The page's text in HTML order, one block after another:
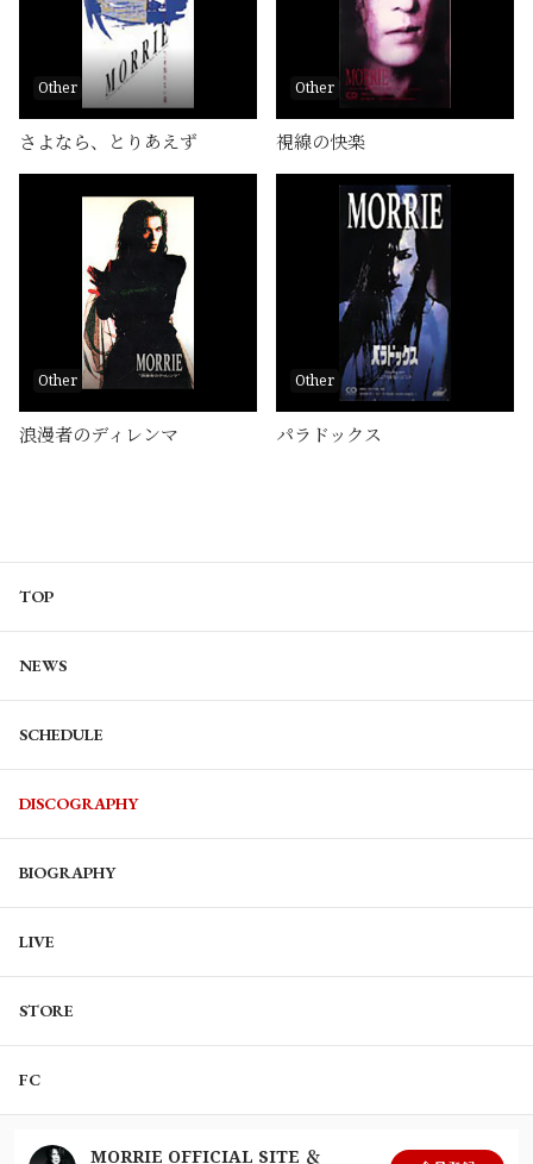
Other
さよなら、とりあえず
Other
視線の快楽
Other
浪漫者のディレンマ
Other
パラドックス
TOP
NEWS
SCHEDULE
DISCOGRAPHY
BIOGRAPHY
LIVE
STORE
FC
MORRIE OFFICIAL SITE ＆